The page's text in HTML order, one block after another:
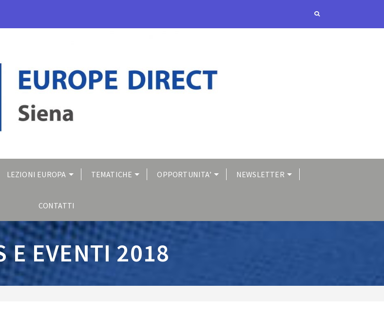
LEZIONI EUROPA TEMATICHE OPPORTUNITA’ NEWSLETTER
CONTATTI
E EVENTI 2018